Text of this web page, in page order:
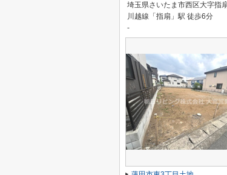
埼玉県さいたま市西区大字指
川越線「指扇」駅 徒歩6分
-